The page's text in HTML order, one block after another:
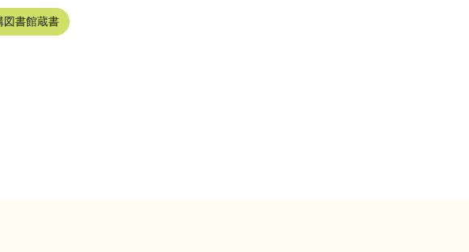
図書館蔵書